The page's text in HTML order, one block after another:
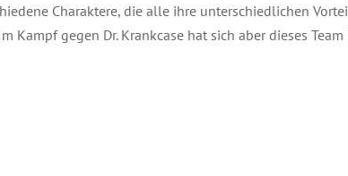
Charaktere, die alle ihre unterschiedlichen
Kampf gegen Dr. Krankcase hat sich aber dieses